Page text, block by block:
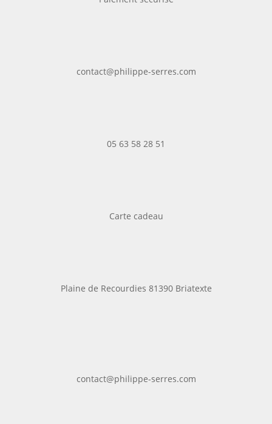
contact@philippe-serres.com
05 63 58 28 51
Carte cadeau
Plaine de Recourdies 81390 Briatexte
contact@philippe-serres.com